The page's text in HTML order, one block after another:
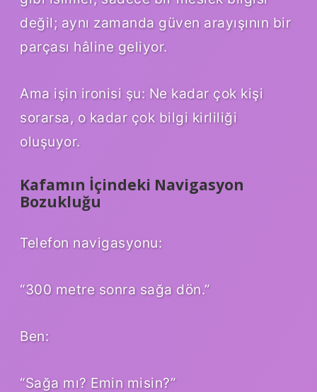
değil; aynı zamanda güven arayışının bir
parçası hâline geliyor.
Ama işin ironisi şu: Ne kadar çok kişi
sorarsa, o kadar çok bilgi kirliliği
oluşuyor.
Kafamın İçindeki Navigasyon
Bozukluğu
Telefon navigasyonu:
“300 metre sonra sağa dön.”
Ben:
“Sağa mı? Emin misin?”